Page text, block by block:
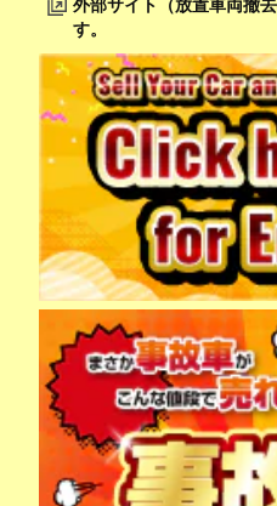
外部サイト（放置車両撤
す。